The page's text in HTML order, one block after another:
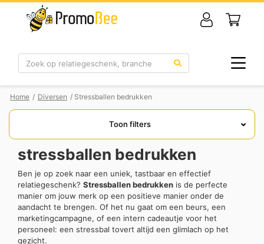
Zoek
Home / Diversen / Stressballen bedrukken
Toon filters
stressballen bedrukken
Ben je op zoek naar een uniek, tastbaar en effectief
relatiegeschenk? Stressballen bedrukken is de perfecte
manier om jouw merk op een positieve manier onder de
aandacht te brengen. Of het nu gaat om een beurs, een
marketingcampagne, of een intern cadeautje voor het
personeel: een stressbal tovert altijd een glimlach op het
gezicht.